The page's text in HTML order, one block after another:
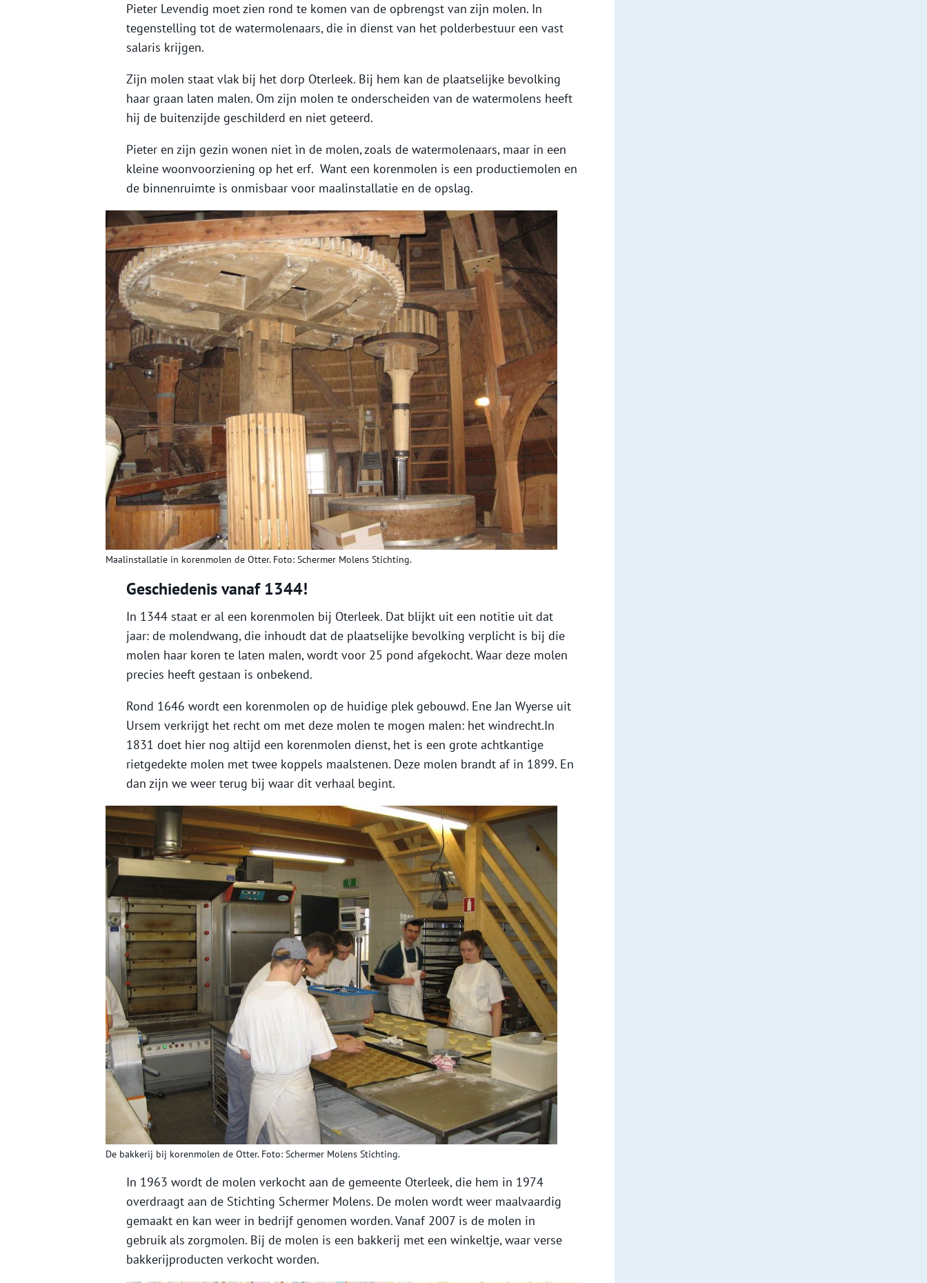
Pieter Levendig moet zien rond te komen van de opbrengst van zijn molen. In
tegenstelling tot de watermolenaars, die in dienst van het polderbestuur een vast
salaris krijgen.
Zijn molen staat vlak bij het dorp Oterleek. Bij hem kan de plaatselijke bevolking
haar graan laten malen. Om zijn molen te onderscheiden van de watermolens heeft
hij de buitenzijde geschilderd en niet geteerd.
Pieter en zijn gezin wonen niet ìn de molen, zoals de watermolenaars, maar in een
kleine woonvoorziening op het erf. Want een korenmolen is een productiemolen en
de binnenruimte is onmisbaar voor maalinstallatie en de opslag.
Maalinstallatie in korenmolen de Otter. Foto: Schermer Molens Stichting.
Geschiedenis vanaf 1344!
In 1344 staat er al een korenmolen bij Oterleek. Dat blijkt uit een notitie uit dat
jaar: de molendwang, die inhoudt dat de plaatselijke bevolking verplicht is bij die
molen haar koren te laten malen, wordt voor 25 pond afgekocht. Waar deze molen
precies heeft gestaan is onbekend.
Rond 1646 wordt een korenmolen op de huidige plek gebouwd. Ene Jan Wyerse uit
Ursem verkrijgt het recht om met deze molen te mogen malen: het windrecht.In
1831 doet hier nog altijd een korenmolen dienst, het is een grote achtkantige
rietgedekte molen met twee koppels maalstenen. Deze molen brandt af in 1899. En
dan zijn we weer terug bij waar dit verhaal begint.
De bakkerij bij korenmolen de Otter. Foto: Schermer Molens Stichting.
In 1963 wordt de molen verkocht aan de gemeente Oterleek, die hem in 1974
overdraagt aan de Stichting Schermer Molens. De molen wordt weer maalvaardig
gemaakt en kan weer in bedrijf genomen worden. Vanaf 2007 is de molen in
gebruik als zorgmolen. Bij de molen is een bakkerij met een winkeltje, waar verse
bakkerijproducten verkocht worden.